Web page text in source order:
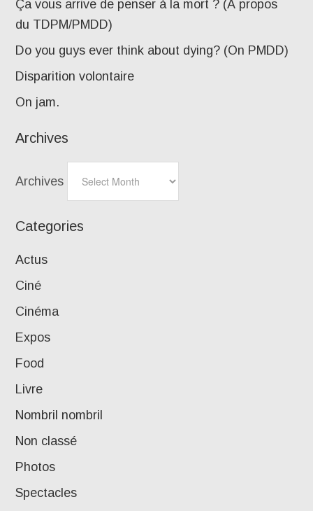
Ça vous arrive de penser à la mort ? (À propos
du TDPM/PMDD)
Do you guys ever think about dying? (On PMDD)
Disparition volontaire
On jam.
Archives
Archives
Categories
Actus
Ciné
Cinéma
Expos
Food
Livre
Nombril nombril
Non classé
Photos
Spectacles